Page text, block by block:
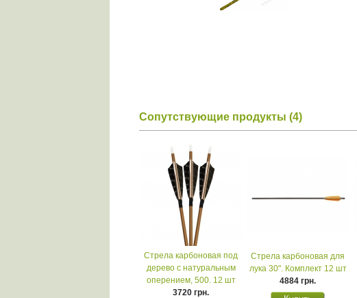
Сопутствующие продукты (4)
Стрела карбоновая под
дерево с натуральным
оперением, 500. 12 шт
3720 грн.
Стрела карбоновая для
лука 30". Комплект 12 шт
4884 грн.